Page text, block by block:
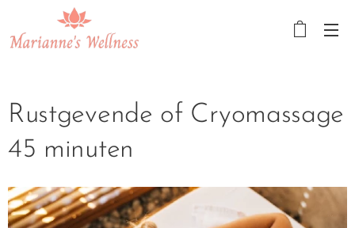
Rustgevende of Cryomassage
45 minuten